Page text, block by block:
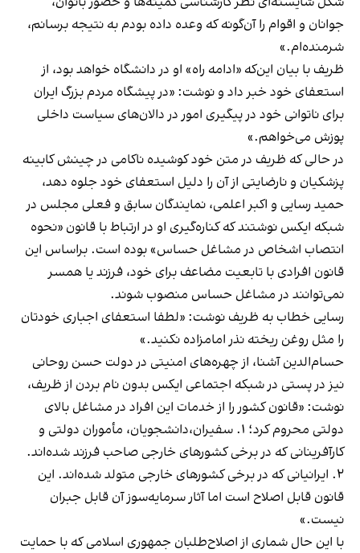
جوانان و اقوام را آن‌گونه که وعده داده ‌بودم به نتیجه برسانم،
شرمنده‌ام.»
ظریف با بیان این‌که «ادامه راه» او در دانشگاه خواهد بود، از
استعفای خود خبر داد و نوشت: «در پیشگاه مردم بزرگ ایران
برای ناتوانی خود در پیگیری امور در دالان‌های سیاست داخلی
پوزش می‌خواهم.»
در حالی که ظریف در متن خود کوشیده ناکامی در چینش کابینه
پزشکیان و نارضایتی از آن را دلیل استعفای خود جلوه دهد،
حمید رسایی و اکبر اعلمی، نمایندگان سابق و فعلی مجلس در
شبکه ایکس نوشتند که کناره‌گیری او در ارتباط با قانون «نحوه
انتصاب اشخاص در مشاغل حساس» بوده است. براساس این
قانون افرادی با تابعیت مضاعف برای خود، فرزند یا همسر
نمی‌توانند در مشاغل حساس منصوب شوند.
رسایی خطاب به ظریف نوشت: «لطفا استعفای اجباری خودتان
را مثل روغن ریخته نذر امامزاده نکنید.»
حسام‌الدین آشنا، از چهره‌های امنیتی در دولت حسن روحانی
نیز در پستی در شبکه اجتماعی ایکس بدون نام بردن از ظریف،
نوشت: «قانون کشور را از خدمات این افراد در مشاغل بالای
دولتی محروم کرد؛ ۱. سفیران،دانشجویان، مأموران دولتی و
کارآفرینانی که در برخی کشورهای خارجی صاحب فرزند شده‌اند.
۲. ایرانیانی که در برخی کشورهای خارجی متولد شده‌اند. این
قانون قابل اصلاح است اما آثار سرمایه‌سوز آن قابل جبران
نیست.»
با این حال شماری از اصلاح‌طلبان جمهوری اسلامی که با حمایت